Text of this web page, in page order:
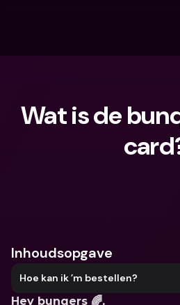
Wat is de
Inhoudsopgave
Hoe kan ik ’m bestellen?
Hey bunqers 🌈,